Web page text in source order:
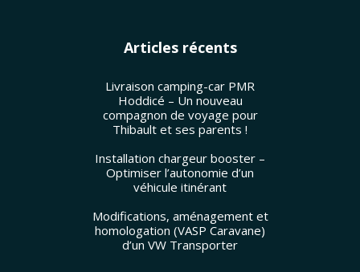
Articles récents
Livraison camping-car PMR
Hoddicé – Un nouveau
compagnon de voyage pour
Thibault et ses parents !
Installation chargeur booster –
Optimiser l’autonomie d’un
véhicule itinérant
Modifications, aménagement et
homologation (VASP Caravane)
d’un VW Transporter